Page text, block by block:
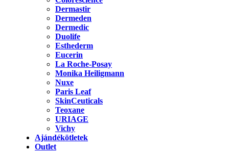
Dermastir
Dermeden
Dermedic
Duolife
Esthederm
Eucerin
La Roche-Posay
Monika Heiligmann
Nuxe
Paris Leaf
SkinCeuticals
Teoxane
URIAGE
Vichy
Ajándékötletek
Outlet